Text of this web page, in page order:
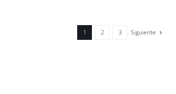
1 2 3 Siguiente